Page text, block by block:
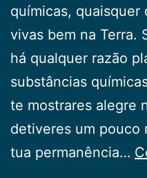
químicas, quaisquer
vivas bem na Terra.
há qualquer razão
substâncias
te mostrares alegre
detiveres um pouco
tua permanência…